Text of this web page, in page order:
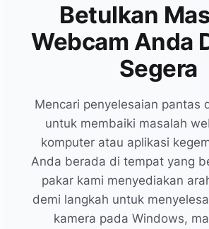
Betulkan
Webcam Anda
Segera
Mencari penyelesaian pantas
untuk membaiki masalah
komputer atau aplikasi
Anda berada di tempat yang
pakar kami menyediakan
demi langkah untuk
kamera pada Windows,